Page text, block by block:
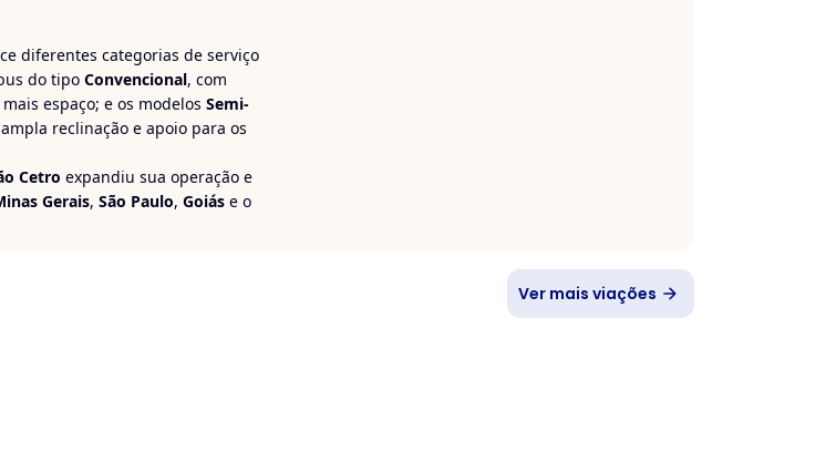
diferentes categorias de serviço
do tipo Convencional, com
espaço; e os modelos Semi-
reclinação e apoio para os
Cetro expandiu sua operação e
Gerais, São Paulo, Goiás e o
Ver mais viações